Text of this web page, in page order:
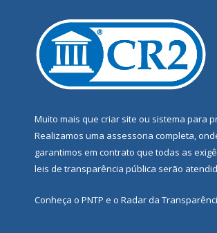
Muito mais que criar site ou sistema para
Realizamos uma assessoria completa,
garantimos em contrato que todas as
leis de transparência pública serão
Conheça o PNTP e o Radar da